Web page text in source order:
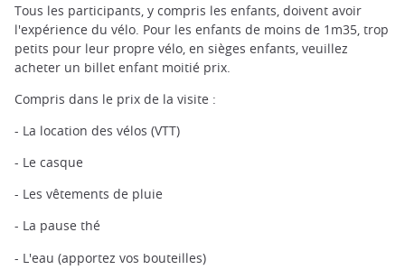
Tous les participants, y compris les enfants, doivent avoir
l'expérience du vélo. Pour les enfants de moins de 1m35, trop
petits pour leur propre vélo, en sièges enfants, veuillez
acheter un billet enfant moitié prix.
Compris dans le prix de la visite :
- La location des vélos (VTT)
- Le casque
- Les vêtements de pluie
- La pause thé
- L'eau (apportez vos bouteilles)